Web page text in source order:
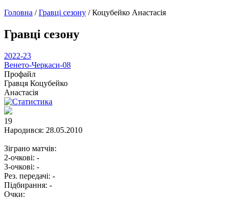
Головна /Гравці сезону /Коцубейко Анастасія
Гравці сезону
2022-23
Венето-Черкаси-08
Профайл
Гравця Коцубейко
Анастасія
19
Народився: 28.05.2010
Зіграно матчів:
2-очкові: -
3-очкові: -
Рез. передачі: -
Підбирання: -
Очки: